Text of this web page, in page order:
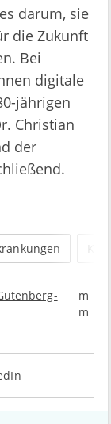
darum, sie
die Zukunft
Bei
digitale
jährigen
Christian
der
m
m